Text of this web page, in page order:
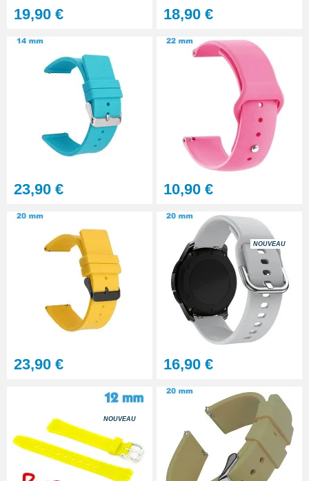
19,90 € 18,90 €
23,90 € 10,90 €
23,90 €
NOUVEAU
16,90 €
NOUVEAU